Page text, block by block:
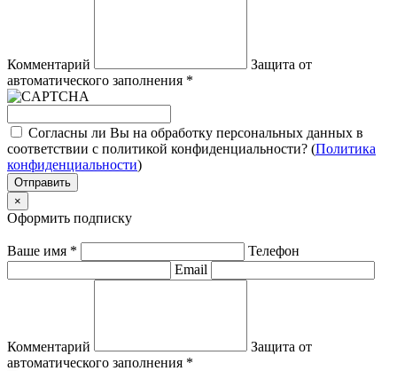
Комментарий
Защита от
автоматического заполнения *
Согласны ли Вы на обработку персональных данных в
соответствии с политикой конфиденциальности? (Политика
конфиденциальности)
Отправить
×
Оформить подписку
Ваше имя *
Телефон
Email
Комментарий
Защита от
автоматического заполнения *